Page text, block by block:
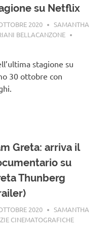
su Netflix
2020
SAMANTHA
BELLACANZONE
stagione su
30 ottobre con
Greta: arriva il
su
Thunberg
2020
SAMANTHA
CINEMATOGRAFICHE